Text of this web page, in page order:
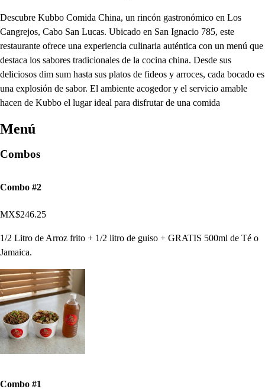
Descubre Kubbo Comida China, un rincón gastronómico en Los
Cangrejos, Cabo San Lucas. Ubicado en San Ignacio 785, este
restaurante ofrece una experiencia culinaria auténtica con un menú que
destaca los sabores tradicionales de la cocina china. Desde sus
deliciosos dim sum hasta sus platos de fideos y arroces, cada bocado es
una explosión de sabor. El ambiente acogedor y el servicio amable
hacen de Kubbo el lugar ideal para disfrutar de una comida
Menú
Combos
Combo #2
MX$246.25
1/2 Litro de Arroz frito + 1/2 litro de guiso + GRATIS 500ml de Té o
Jamaica.
Combo #1